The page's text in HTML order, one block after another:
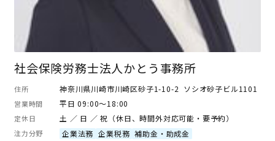
社会保険労務士法人かとう事務所
住所 神奈川県川崎市川崎区砂子1-10-2 ソシオ砂子ビル1101
営業時間 平日 09:00～18:00
定休日 土 ／ 日 ／ 祝（休日、時間外対応可能・要予約）
注力分野 企業法務 企業税務 補助金・助成金